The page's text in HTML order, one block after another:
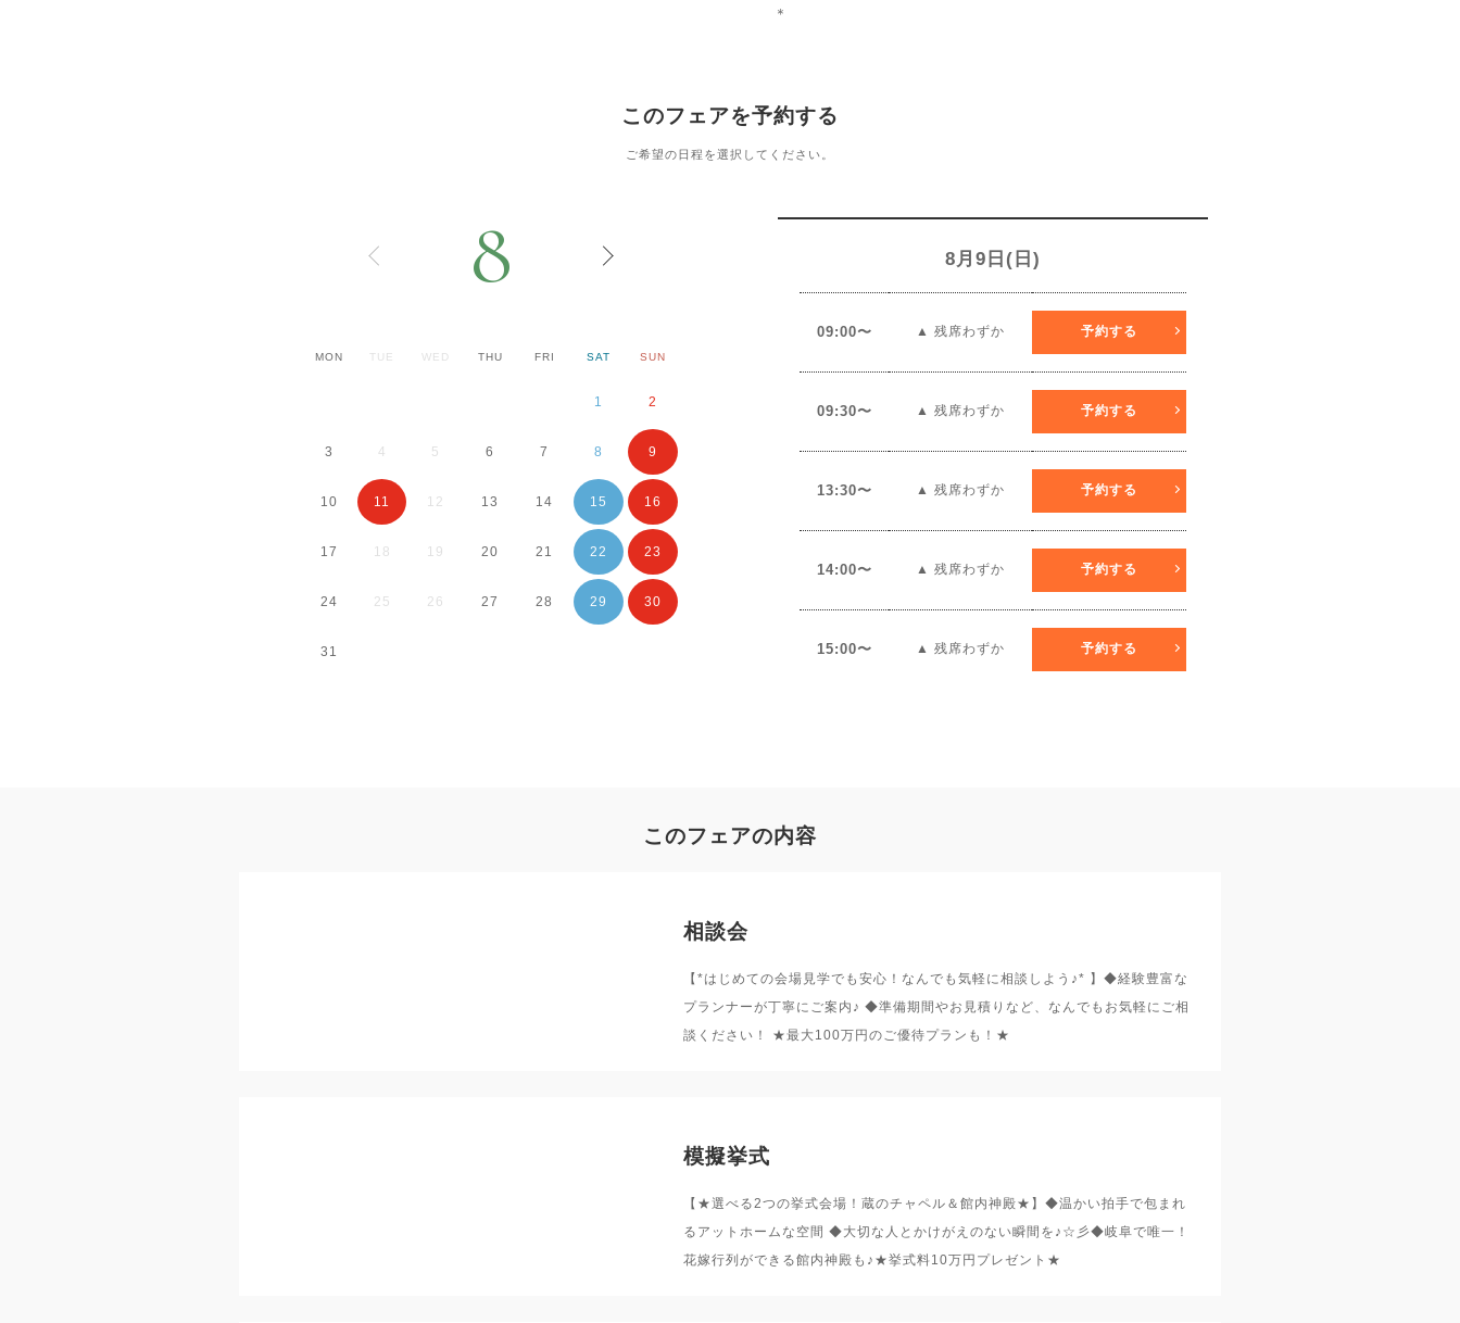
＊
このフェアを予約する
ご希望の日程を選択してください。
8
MON TUE WED THU FRI SAT SUN
1 2
3 4 5 6 7 8 9
10 11 12 13 14 15 16
17 18 19 20 21 22 23
24 25 26 27 28 29 30
31
9
FRI SAT SUN
2
7 8 9 10 11 12 13
16 17 19
25 26 27
8月9日(日)
09:00〜 ▲ 残席わずか 予約する
09:30〜 ▲ 残席わずか 予約する
13:30〜 ▲ 残席わずか 予約する
14:00〜 ▲ 残席わずか 予約する
15:00〜 ▲ 残席わずか 予約する
このフェアの内容
相談会
【*はじめての会場見学でも安心！なんでも気軽に相談しよう♪* 】◆経験豊富な
プランナーが丁寧にご案内♪ ◆準備期間やお見積りなど、なんでもお気軽にご相
談ください！ ★最大100万円のご優待プランも！★
模擬挙式
【★選べる2つの挙式会場！蔵のチャペル＆館内神殿★】◆温かい拍手で包まれ
るアットホームな空間 ◆大切な人とかけがえのない瞬間を♪☆彡◆岐阜で唯一！
花嫁行列ができる館内神殿も♪★挙式料10万円プレゼント★